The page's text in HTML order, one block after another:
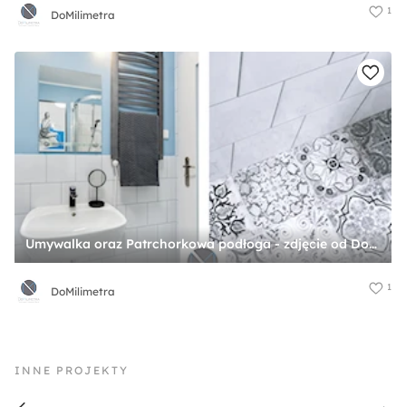
DoMilimetra 1
Umywalka oraz Patrchorkowa podłoga - zdjęcie od DoMilimetra
DoMilimetra 1
INNE PROJEKTY